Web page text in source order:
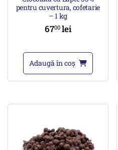
pentru cuvertura, cofetarie
– 1 kg
6700 lei
Adaugă în coș